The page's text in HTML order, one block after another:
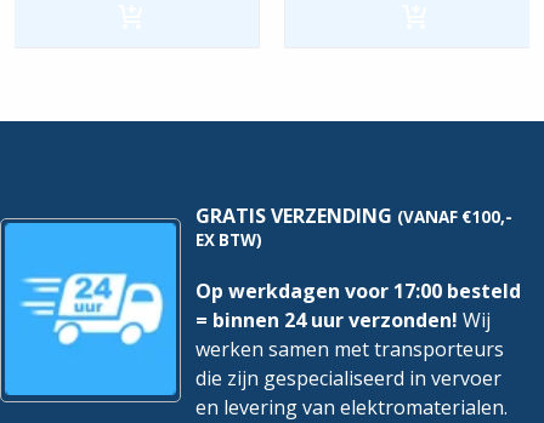
GRATIS VERZENDING (VANAF €100,-
EX BTW)
Op werkdagen voor 17:00 besteld
= binnen 24 uur verzonden! Wij
werken samen met transporteurs
die zijn gespecialiseerd in vervoer
en levering van elektromaterialen.